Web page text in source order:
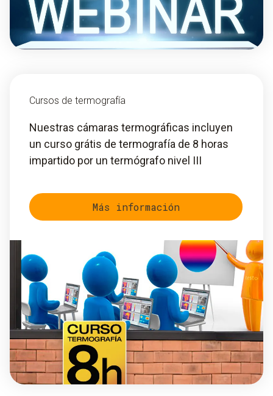
Cursos de termografía
Nuestras cámaras termográficas incluyen
un curso grátis de termografía de 8 horas
impartido por un termógrafo nivel III
Más información